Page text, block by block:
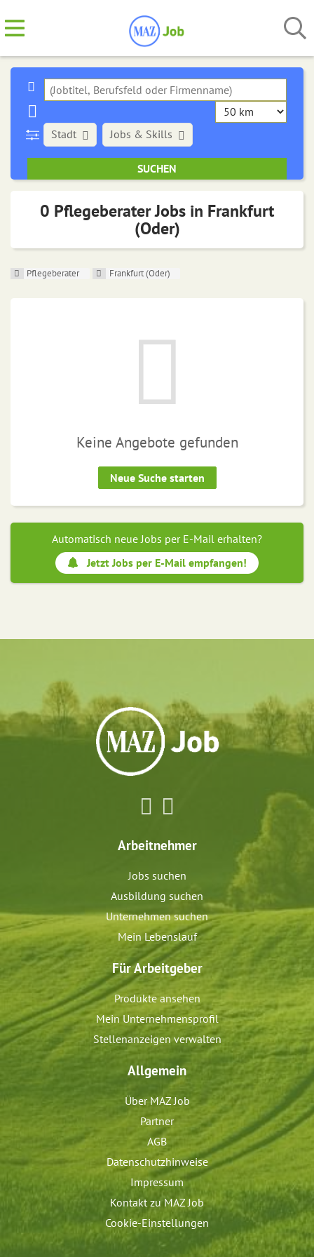
Stadt Jobs & Skills
0 Pflegeberater Jobs in Frankfurt
(Oder)
Pflegeberater Frankfurt (Oder)
Keine Angebote gefunden
Neue Suche starten
Automatisch neue Jobs per E-Mail erhalten?
Jetzt Jobs per E-Mail empfangen!
Arbeitnehmer
Jobs suchen
Ausbildung suchen
Unternehmen suchen
Mein Lebenslauf
Für Arbeitgeber
Produkte ansehen
Mein Unternehmensprofil
Stellenanzeigen verwalten
Allgemein
Über MAZ Job
Partner
AGB
Datenschutzhinweise
Impressum
Kontakt zu MAZ Job
Cookie-Einstellungen